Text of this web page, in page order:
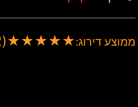
ממוצע דירוג:★
★
★
★
★
(2)